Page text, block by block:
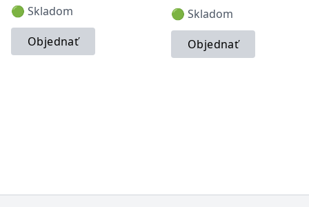
🟢 Skladom
Objednať
🟢 Skladom
Objednať